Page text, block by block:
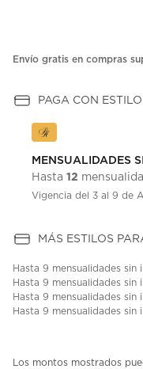
Envío gratis en compras
PAGA CON ESTILO
MENSUALIDADES
Hasta 12
Vigencia del 3 al 9 de
MÁS ESTILOS
Hasta 9 mensualidades sin
Hasta 9 mensualidades sin
Hasta 9 mensualidades sin
Hasta 9 mensualidades sin
Los montos mostrados